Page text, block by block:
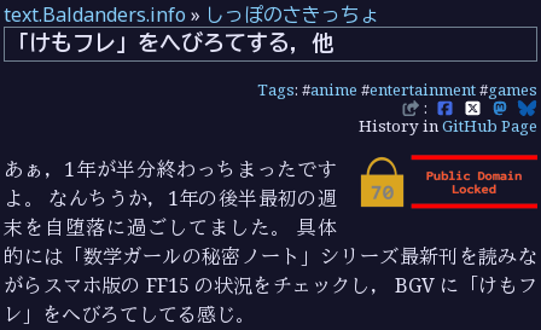
text.Baldanders.info » しっぽのさきっちょ
「けもフレ」をへびろてする，他
Tags: #anime #entertainment#games
:
History inGitHub Page
あぁ，1年が半分終わっちまったです
よ。 なんちうか，1年の後半最初の週
末を自堕落に過ごしてました。 具体
的には「数学ガールの秘密ノート」シリーズ最新刊を読みな
がらスマホ版の FF15 の状況をチェックし， BGV に「けもフ
レ」をへびろてしてる感じ。